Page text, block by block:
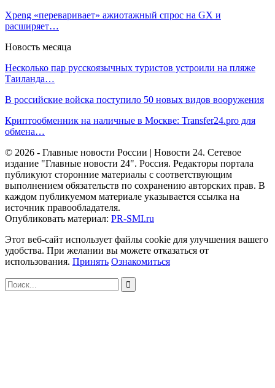
Xpeng «переваривает» ажиотажный спрос на GX и
расширяет…
Новость месяца
Несколько пар русскоязычных туристов устроили на пляже
Таиланда…
В российские войска поступило 50 новых видов вооружения
Криптообменник на наличные в Москве: Transfer24.pro для
обмена…
© 2026 - Главные новости России | Новости 24. Сетевое
издание "Главные новости 24". Россия. Редакторы портала
публикуют сторонние материалы с соответствующим
выполнением обязательств по сохранению авторских прав. В
каждом публикуемом материале указывается ссылка на
источник правообладателя.
Опубликовать материал: PR-SMI.ru
Этот веб-сайт использует файлы cookie для улучшения вашего
удобства. При желании вы можете отказаться от
использования. Принять Ознакомиться